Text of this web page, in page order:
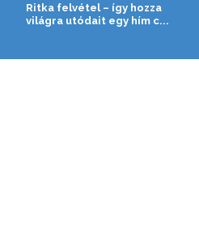
Ritka felvétel – így hozza
világra utódait egy hím c...